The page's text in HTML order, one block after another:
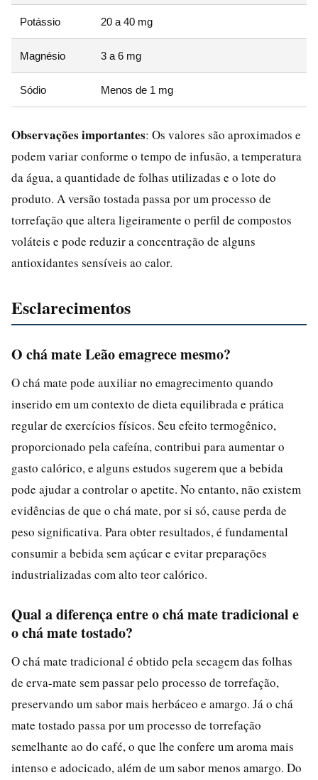
Potássio 20 a 40 mg
Magnésio 3 a 6 mg
Sódio Menos de 1 mg
Observações importantes: Os valores são aproximados e
podem variar conforme o tempo de infusão, a temperatura
da água, a quantidade de folhas utilizadas e o lote do
produto. A versão tostada passa por um processo de
torrefação que altera ligeiramente o perfil de compostos
voláteis e pode reduzir a concentração de alguns
antioxidantes sensíveis ao calor.
Esclarecimentos
O chá mate Leão emagrece mesmo?
O chá mate pode auxiliar no emagrecimento quando
inserido em um contexto de dieta equilibrada e prática
regular de exercícios físicos. Seu efeito termogênico,
proporcionado pela cafeína, contribui para aumentar o
gasto calórico, e alguns estudos sugerem que a bebida
pode ajudar a controlar o apetite. No entanto, não existem
evidências de que o chá mate, por si só, cause perda de
peso significativa. Para obter resultados, é fundamental
consumir a bebida sem açúcar e evitar preparações
industrializadas com alto teor calórico.
Qual a diferença entre o chá mate tradicional e
o chá mate tostado?
O chá mate tradicional é obtido pela secagem das folhas
de erva-mate sem passar pelo processo de torrefação,
preservando um sabor mais herbáceo e amargo. Já o chá
mate tostado passa por um processo de torrefação
semelhante ao do café, o que lhe confere um aroma mais
intenso e adocicado, além de um sabor menos amargo. Do